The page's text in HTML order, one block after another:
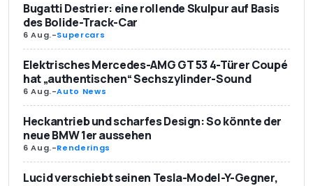
Bugatti Destrier: eine rollende Skulpur auf Basis
des Bolide-Track-Car
6 Aug.-Supercars
Elektrisches Mercedes-AMG GT 53 4-Türer Coupé
hat „authentischen“ Sechszylinder-Sound
6 Aug.-Auto News
Heckantrieb und scharfes Design: So könnte der
neue BMW 1er aussehen
6 Aug.-Renderings
Lucid verschiebt seinen Tesla-Model-Y-Gegner,